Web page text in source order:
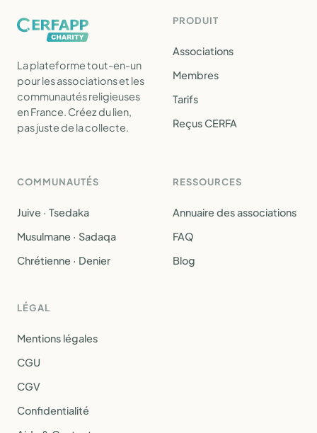
La plateforme tout-en-un
pour les associations et les
communautés religieuses
en France. Créez du lien,
pas juste de la collecte.
PRODUIT
Associations
Membres
Tarifs
Reçus CERFA
COMMUNAUTÉS
Juive · Tsedaka
Musulmane · Sadaqa
Chrétienne · Denier
RESSOURCES
Annuaire des associations
FAQ
Blog
LÉGAL
Mentions légales
CGU
CGV
Confidentialité